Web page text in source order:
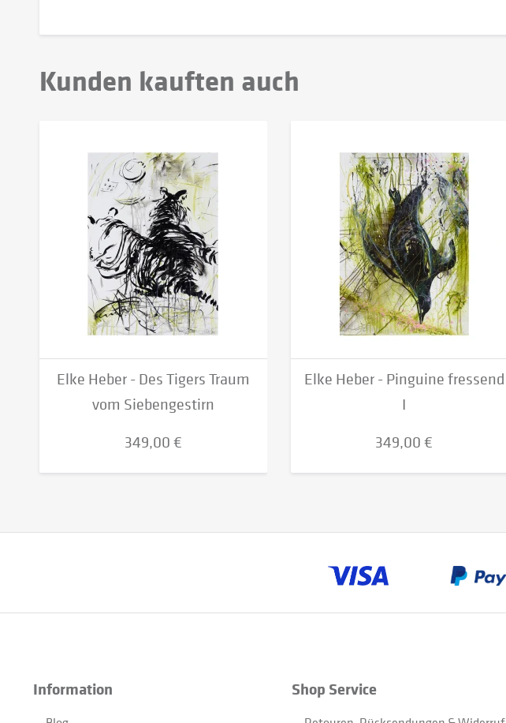
Kunden kauften auch
Elke Heber - Des Tigers Traum
vom Siebengestirn
349,00 €
Elke Heber - Pinguine fressend
I
349,00 €
Information Shop Service